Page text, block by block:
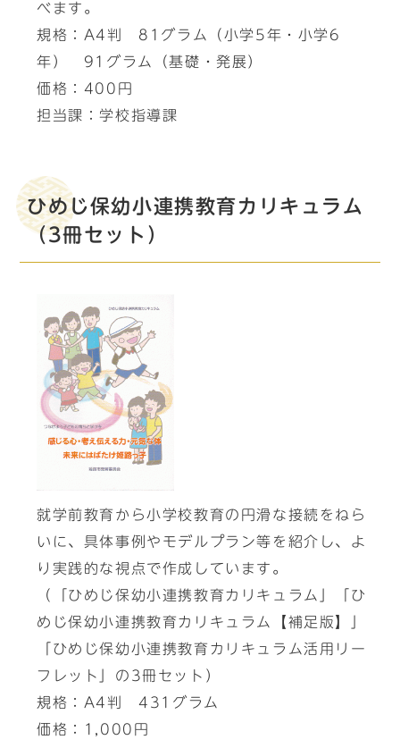
べます。
規格：A4判 81グラム（小学5年・小学6
年） 91グラム（基礎・発展）
価格：400円
担当課：学校指導課
ひめじ保幼小連携教育カリキュラム
（3冊セット）
就学前教育から小学校教育の円滑な接続をねら
いに、具体事例やモデルプラン等を紹介し、よ
り実践的な視点で作成しています。
（「ひめじ保幼小連携教育カリキュラム」「ひ
めじ保幼小連携教育カリキュラム【補足版】」
「ひめじ保幼小連携教育カリキュラム活用リー
フレット」の3冊セット）
規格：A4判 431グラム
価格：1,000円